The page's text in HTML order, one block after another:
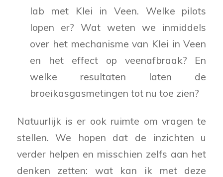
lab met Klei in Veen. Welke pilots
lopen er? Wat weten we inmiddels
over het mechanisme van Klei in Veen
en het effect op veenafbraak? En
welke resultaten laten de
broeikasgasmetingen tot nu toe zien?
Natuurlijk is er ook ruimte om vragen te
stellen. We hopen dat de inzichten u
verder helpen en misschien zelfs aan het
denken zetten: wat kan ik met deze